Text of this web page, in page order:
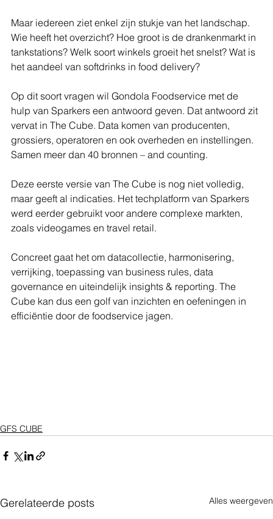
Maar iedereen ziet enkel zijn stukje van het landschap.
Wie heeft het overzicht? Hoe groot is de drankenmarkt in
tankstations? Welk soort winkels groeit het snelst? Wat is
het aandeel van softdrinks in food delivery?
Op dit soort vragen wil Gondola Foodservice met de
hulp van Sparkers een antwoord geven. Dat antwoord zit
vervat in The Cube. Data komen van producenten,
grossiers, operatoren en ook overheden en instellingen.
Samen meer dan 40 bronnen – and counting.
Deze eerste versie van The Cube is nog niet volledig,
maar geeft al indicaties. Het techplatform van Sparkers
werd eerder gebruikt voor andere complexe markten,
zoals videogames en travel retail.
Concreet gaat het om datacollectie, harmonisering,
verrijking, toepassing van business rules, data
governance en uiteindelijk insights & reporting. The
Cube kan dus een golf van inzichten en oefeningen in
efficiëntie door de foodservice jagen.
GFS CUBE
Gerelateerde posts Alles weergeven